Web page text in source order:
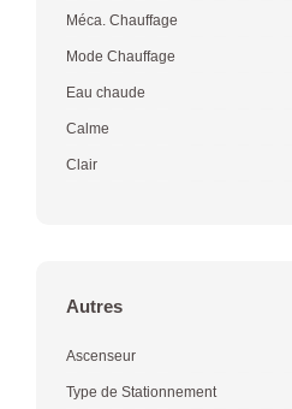
Méca. Chauffage
Mode Chauffage
Eau chaude
Calme
Clair
Autres
Ascenseur
Type de Stationnement